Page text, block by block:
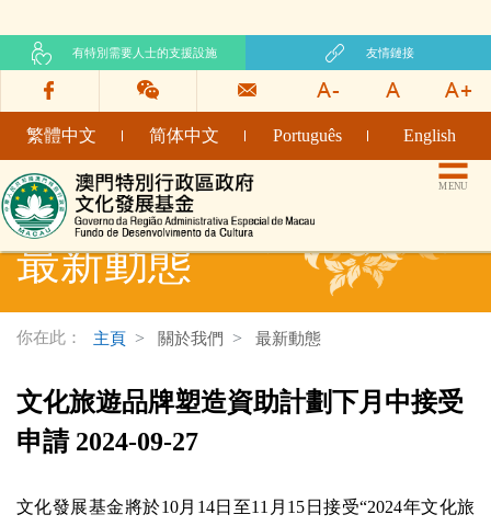
有特別需要人士的支援設施 友情鏈接
繁體中文 简体中文 Português English
文化發展基金網頁 MENU
最新動態
你在此： 主頁 關於我們 最新動態
文化旅遊品牌塑造資助計劃下月中接受
申請 2024-09-27
文化發展基金將於10月14日至11月15日接受“2024年文化旅